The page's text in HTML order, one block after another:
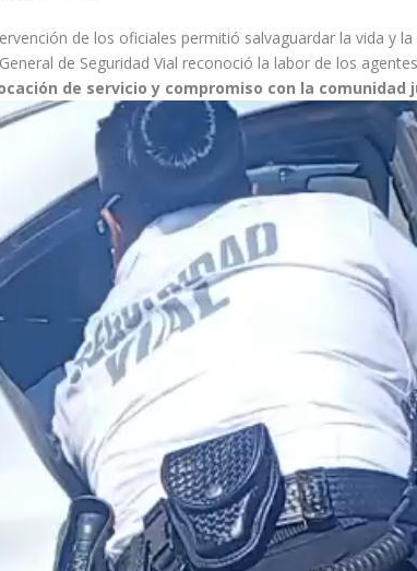
de los oficiales permitió salvaguardar la vida y
de Seguridad Vial reconoció la labor de los
de servicio y compromiso con la comunidad